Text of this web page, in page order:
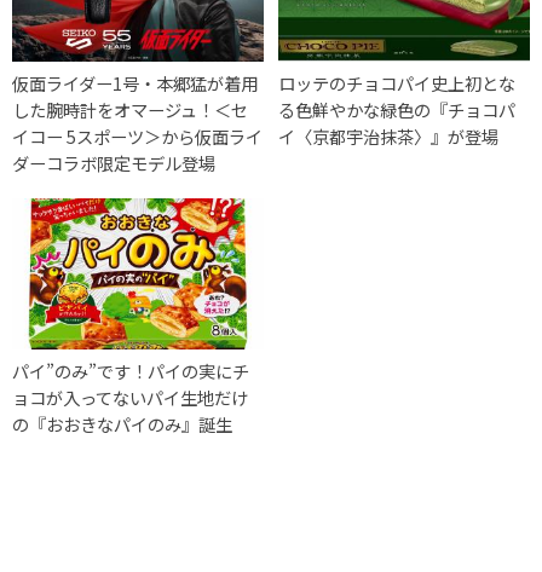
仮面ライダー1号・本郷猛が着用
した腕時計をオマージュ！＜セ
イコー 5スポーツ＞から仮面ライ
ダーコラボ限定モデル登場
ロッテのチョコパイ史上初とな
る色鮮やかな緑色の『チョコパ
イ〈京都宇治抹茶〉』が登場
パイ”のみ”です！パイの実にチ
ョコが入ってないパイ生地だけ
の『おおきなパイのみ』誕生